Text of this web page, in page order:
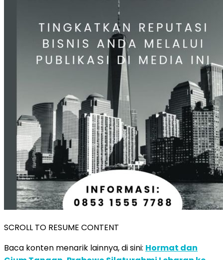
SCROLL TO RESUME CONTENT
Baca konten menarik lainnya, di sini: Hormat dan